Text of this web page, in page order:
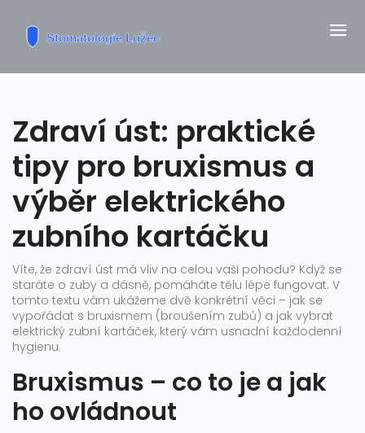
Zdraví úst: praktické
tipy pro bruxismus a
výběr elektrického
zubního kartáčku
Víte, že zdraví úst má vliv na celou vaši pohodu? Když se
staráte o zuby a dásně, pomáháte tělu lépe fungovat. V
tomto textu vám ukážeme dvě konkrétní věci – jak se
vypořádat s bruxismem (broušením zubů) a jak vybrat
elektrický zubní kartáček, který vám usnadní každodenní
hygienu.
Bruxismus – co to je a jak
ho ovládnout